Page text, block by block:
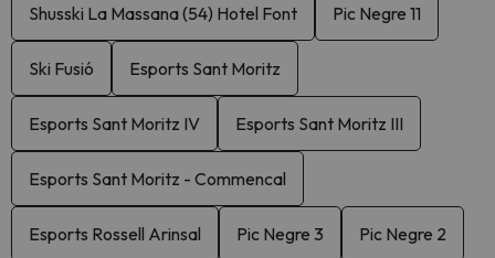
Shusski La Massana (54) Hotel Font Pic Negre 11
Ski Fusió Esports Sant Moritz
Esports Sant Moritz IV Esports Sant Moritz III
Esports Sant Moritz - Commencal
Esports Rossell Arinsal Pic Negre 3 Pic Negre 2